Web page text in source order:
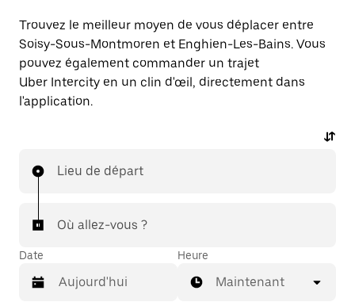
Trouvez le meilleur moyen de vous déplacer entre
Soisy-Sous-Montmoren et Enghien-Les-Bains. Vous
pouvez également commander un trajet
Uber Intercity en un clin d'œil, directement dans
l'application.
Lieu de départ
Où allez-vous ?
Date Heure
Maintenant